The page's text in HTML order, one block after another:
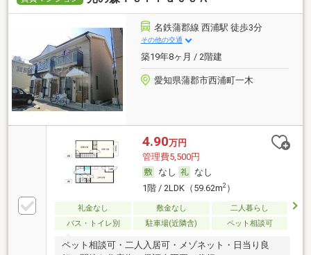
名鉄蒲郡線 西浦駅 徒歩3分
その他の交通
築19年8ヶ月 / 2階建
愛知県蒲郡市西浦町一木
4.90万円
管理費5,500円
なし
なし
1階 / 2LDK（59.62m2）
礼金なし 敷金なし
二人暮らし
バス・トイレ別
駐車場(近隣含) ペット相談可
ペット相談可・二人入居可・メゾネット・日当り良